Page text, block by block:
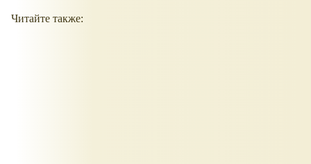
Читайте также: